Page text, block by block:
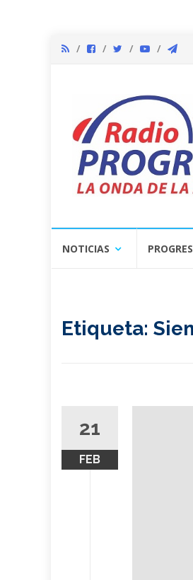
NOTICIAS
Etiqueta:
21
FEB